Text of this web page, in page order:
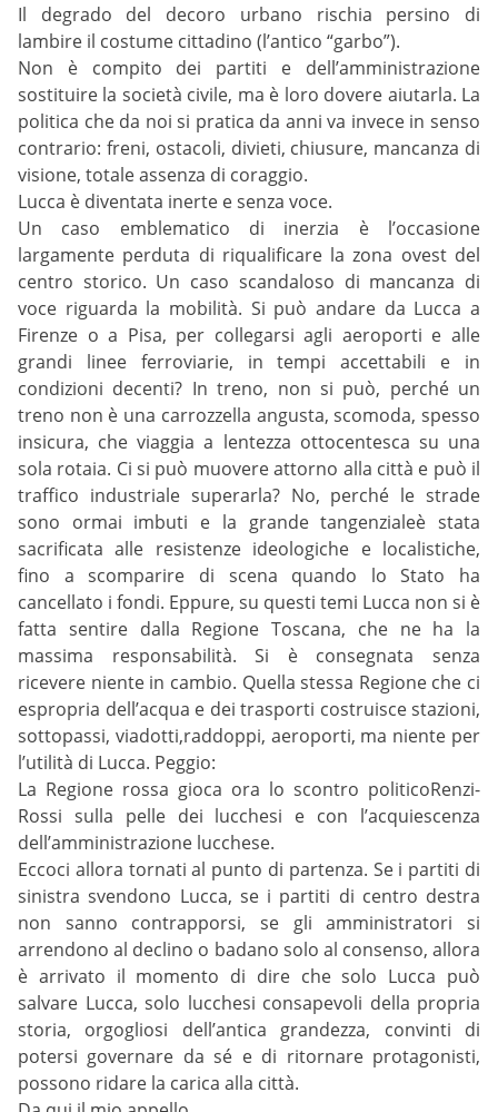
Il degrado del decoro urbano rischia persino di
lambire il costume cittadino (l’antico “garbo”).
Non è compito dei partiti e dell’amministrazione
sostituire la società civile, ma è loro dovere aiutarla. La
politica che da noi si pratica da anni va invece in senso
contrario: freni, ostacoli, divieti, chiusure, mancanza di
visione, totale assenza di coraggio.
Lucca è diventata inerte e senza voce.
Un caso emblematico di inerzia è l’occasione
largamente perduta di riqualificare la zona ovest del
centro storico. Un caso scandaloso di mancanza di
voce riguarda la mobilità. Si può andare da Lucca a
Firenze o a Pisa, per collegarsi agli aeroporti e alle
grandi linee ferroviarie, in tempi accettabili e in
condizioni decenti? In treno, non si può, perché un
treno non è una carrozzella angusta, scomoda, spesso
insicura, che viaggia a lentezza ottocentesca su una
sola rotaia. Ci si può muovere attorno alla città e può il
traffico industriale superarla? No, perché le strade
sono ormai imbuti e la grande tangenzialeè stata
sacrificata alle resistenze ideologiche e localistiche,
fino a scomparire di scena quando lo Stato ha
cancellato i fondi. Eppure, su questi temi Lucca non si è
fatta sentire dalla Regione Toscana, che ne ha la
massima responsabilità. Si è consegnata senza
ricevere niente in cambio. Quella stessa Regione che ci
espropria dell’acqua e dei trasporti costruisce stazioni,
sottopassi, viadotti,raddoppi, aeroporti, ma niente per
l’utilità di Lucca. Peggio:
La Regione rossa gioca ora lo scontro politicoRenzi-
Rossi sulla pelle dei lucchesi e con l’acquiescenza
dell’amministrazione lucchese.
Eccoci allora tornati al punto di partenza. Se i partiti di
sinistra svendono Lucca, se i partiti di centro destra
non sanno contrapporsi, se gli amministratori si
arrendono al declino o badano solo al consenso, allora
è arrivato il momento di dire che solo Lucca può
salvare Lucca, solo lucchesi consapevoli della propria
storia, orgogliosi dell’antica grandezza, convinti di
potersi governare da sé e di ritornare protagonisti,
possono ridare la carica alla città.